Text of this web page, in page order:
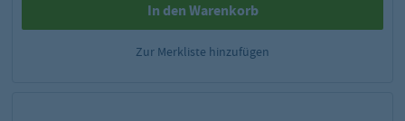
In den Warenkorb
Zur Merkliste hinzufügen